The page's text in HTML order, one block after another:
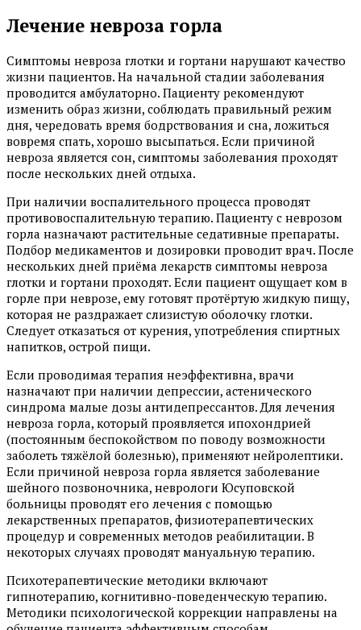
Лечение невроза горла
Симптомы невроза глотки и гортани нарушают качество
жизни пациентов. На начальной стадии заболевания
проводится амбулаторно. Пациенту рекомендуют
изменить образ жизни, соблюдать правильный режим
дня, чередовать время бодрствования и сна, ложиться
вовремя спать, хорошо высыпаться. Если причиной
невроза является сон, симптомы заболевания проходят
после нескольких дней отдыха.
При наличии воспалительного процесса проводят
противовоспалительную терапию. Пациенту с неврозом
горла назначают растительные седативные препараты.
Подбор медикаментов и дозировки проводит врач. После
нескольких дней приёма лекарств симптомы невроза
глотки и гортани проходят. Если пациент ощущает ком в
горле при неврозе, ему готовят протёртую жидкую пищу,
которая не раздражает слизистую оболочку глотки.
Следует отказаться от курения, употребления спиртных
напитков, острой пищи.
Если проводимая терапия неэффективна, врачи
назначают при наличии депрессии, астенического
синдрома малые дозы антидепрессантов. Для лечения
невроза горла, который проявляется ипохондрией
(постоянным беспокойством по поводу возможности
заболеть тяжёлой болезнью), применяют нейролептики.
Если причиной невроза горла является заболевание
шейного позвоночника, неврологи Юсуповской
больницы проводят его лечения с помощью
лекарственных препаратов, физиотерапевтических
процедур и современных методов реабилитации. В
некоторых случаях проводят мануальную терапию.
Психотерапевтические методики включают
гипнотерапию, когнитивно-поведенческую терапию.
Методики психологической коррекции направлены на